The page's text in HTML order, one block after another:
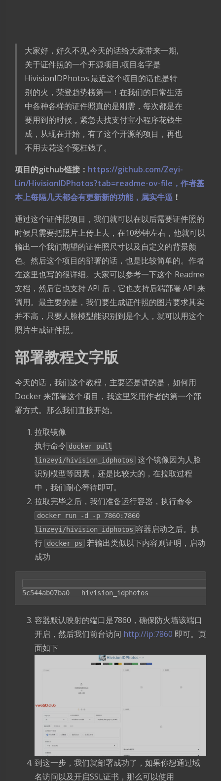
大家好，好久不见,今天的话给大家带来一期,
关于证件照的一个开源项目,项目名字是
HivisionIDPhotos.最近这个项目的话也是特
别的火，荣登趋势榜第一！在我们的日常生活
中各种各样的证件照真的是刚需，每次都是在
要用到的时候，紧急去找支付宝小程序花钱生
成，从现在开始，有了这个开源的项目，再也
不用去花这个冤枉钱了。
项目的github链接： https://github.com/Zeyi-
Lin/HivisionIDPhotos?tab=readme-ov-file，作者基
本上每隔几天都会有更新新的功能，属实牛逼 ！
通过这个证件照项目，我们就可以在以后需要证件照的
时候只需要把照片上传上去，在10秒钟左右，他就可以
输出一个我们期望的证件照尺寸以及自定义的背景颜
色。然后这个项目的部署的话，也是比较简单的。作者
在这里也写的很详细。大家可以参考一下这个 Readme
文档，然后它也支持 API 后，它也支持后端部署 API 来
调用。最主要的是，我们要生成证件照的图片要求其实
并不高，只要人脸模型能识别到是个人，就可以用这个
照片生成证件照。
部署教程文字版
今天的话，我们这个教程，主要还是讲的是，如何用
Docker 来部署这个项目，我这里采用作者的第一个部
署方式。那么我们直接开始。
拉取镜像
执行命令 docker pull
linzeyi/hivision_idphotos
这个镜像因为人脸
识别模型等因素，还是比较大的，在拉取过程
中，我们耐心等待即可。
拉取完毕之后，我们准备运行容器，执行命令
docker run -d -p 7860:7860
linzeyi/hivision_idphotos 容器启动之后。执
行
docker ps
若输出类似以下内容则证明，启动
成功
5c544ab07ba0   hivision_idphotos
容器默认映射的端口是7860，确保防火墙该端口
开启，然后我们前台访问 http://ip:7860 即可。页
面如下
到这一步，我们就部署成功了，如果你想通过域
名访问以及开启SSL证书，那么可以使用